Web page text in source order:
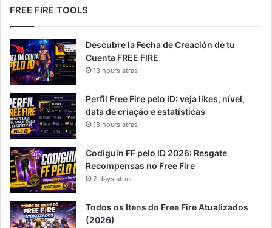
FREE FIRE TOOLS
Descubre la Fecha de Creación de tu
Cuenta FREE FIRE
13 hours atras
Perfil Free Fire pelo ID: veja likes, nível,
data de criação e estatísticas
18 hours atras
Codiguin FF pelo ID 2026: Resgate
Recompensas no Free Fire
2 days atras
Todos os Itens do Free Fire Atualizados
(2026)